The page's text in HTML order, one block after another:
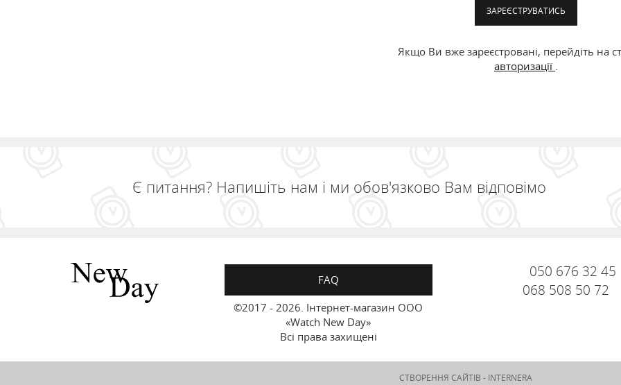
ЗАРЕЄСТРУВАТИСЬ
Якщо Ви вже зареєстровані, перейдіть на
авторизації .
Є питання? Напишіть нам і ми обов'язково Вам відповімо
FAQ
©2017 - 2026. Інтернет-магазин ООО
«Watch New Day»
Всі права захищені
050 676 32 45
068 508 50 72
СТВОРЕННЯ САЙТІВ - INTERNERA